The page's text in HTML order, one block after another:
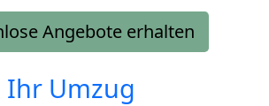
Angebote erhalten
Ihr Umzug